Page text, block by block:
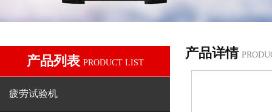
产品列表 PRODUCT LIST
疲劳试验机
产品详情